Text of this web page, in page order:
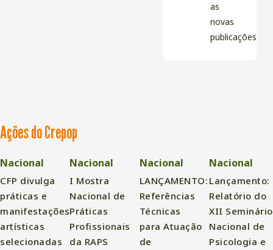
as
novas
publicações
Ações do Crepop
Nacional
CFP divulga
práticas e
manifestações
artísticas
selecionadas
Nacional
I Mostra
Nacional de
Práticas
Profissionais
da RAPS
Nacional
LANÇAMENTO:
Referências
Técnicas
para Atuação
de
Nacional
Lançamento:
Relatório do
XII Seminário
Nacional de
Psicologia e